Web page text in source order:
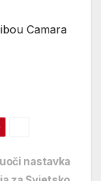
Camara
nastavka